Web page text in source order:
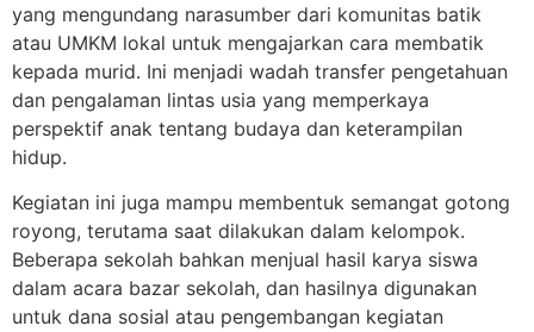
yang mengundang narasumber dari komunitas batik
atau UMKM lokal untuk mengajarkan cara membatik
kepada murid. Ini menjadi wadah transfer pengetahuan
dan pengalaman lintas usia yang memperkaya
perspektif anak tentang budaya dan keterampilan
hidup.
Kegiatan ini juga mampu membentuk semangat gotong
royong, terutama saat dilakukan dalam kelompok.
Beberapa sekolah bahkan menjual hasil karya siswa
dalam acara bazar sekolah, dan hasilnya digunakan
untuk dana sosial atau pengembangan kegiatan